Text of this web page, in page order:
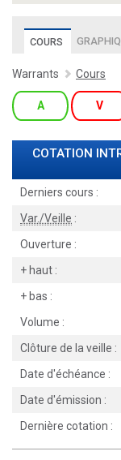
COURS
Warrants Cours
A V
COTATION
Derniers cours :
Var./Veille :
Ouverture :
+ haut :
+ bas :
Volume :
Clôture de la veille :
Date d'échéance :
Date d'émission :
Dernière cotation :